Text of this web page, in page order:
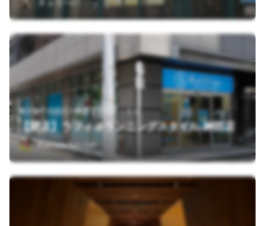
東京都千代田区内神田１丁目８－１１
【閉店】ラフィネランニングスタイル 神田店
Kazuya-fun-run